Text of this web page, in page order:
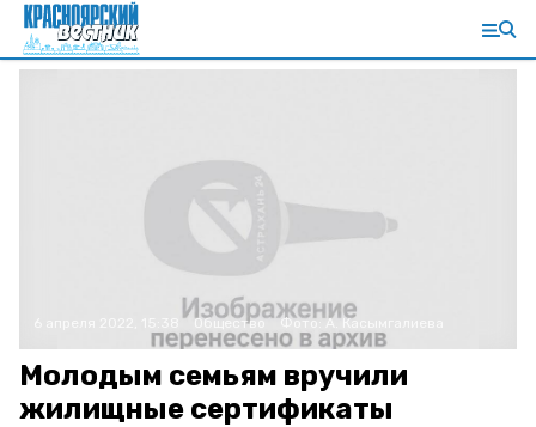
Общество Фото:А. Касымгалиева
Молодым семьям вручили
жилищные сертификаты